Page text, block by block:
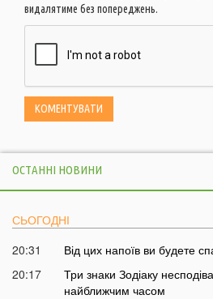
видалятиме без попереджень.
ОСТАННІ НОВИНИ
СЬОГОДНІ
20:31
Від цих напоїв ви будете
20:17
Три знаки Зодіаку
найближчим часом